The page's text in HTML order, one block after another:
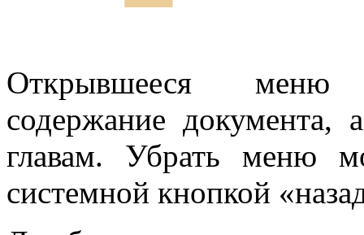
Открывшееся меню
содержание
главам. Убрать меню
системной кнопкой